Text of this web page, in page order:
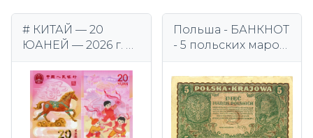
# КИТАЙ — 20
ЮАНЕЙ — 2026 г. —
UNC.
Польша - БАНКНОТ
- 5 польских марок
Костюшко